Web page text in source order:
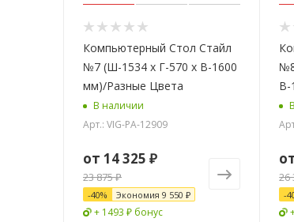
Компьютерный Стол Стайл
№7 (Ш-1534 x Г-570 x В-1600
мм)/Разные Цвета
В наличии
Арт.: VIG-PA-12909
от 14 325 ₽
23 875 ₽
-40% Экономия 9 550 ₽
+ 1493 ₽ бонус
В-
26
-